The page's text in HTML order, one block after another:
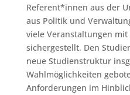
Referent*innen aus der
aus Politik und
viele Veranstaltungen
sichergestellt. Den
neue Studienstruktur
Wahlmöglichkeiten
Anforderungen im